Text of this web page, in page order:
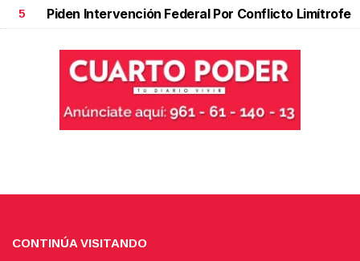
5 Piden Intervención Federal Por Conflicto Limítrofe
CONTINÚA VISITANDO